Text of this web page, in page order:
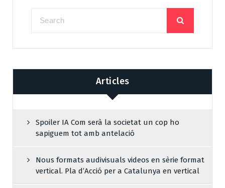
Articles
Spoiler IA Com serà la societat un cop ho
sapiguem tot amb antelació
Nous formats audivisuals videos en sèrie format
vertical. Pla d’Acció per a Catalunya en vertical